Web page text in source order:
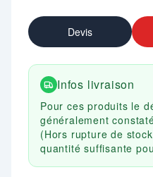
Devis
Infos livraison
Pour ces produits le
généralement
(Hors rupture de
quantité suffisante